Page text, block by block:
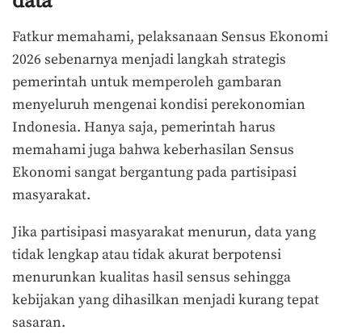
Fatkur memahami, pelaksanaan Sensus Ekonomi
2026 sebenarnya menjadi langkah strategis
pemerintah untuk memperoleh gambaran
menyeluruh mengenai kondisi perekonomian
Indonesia. Hanya saja, pemerintah harus
memahami juga bahwa keberhasilan Sensus
Ekonomi sangat bergantung pada partisipasi
masyarakat.
Jika partisipasi masyarakat menurun, data yang
tidak lengkap atau tidak akurat berpotensi
menurunkan kualitas hasil sensus sehingga
kebijakan yang dihasilkan menjadi kurang tepat
sasaran.